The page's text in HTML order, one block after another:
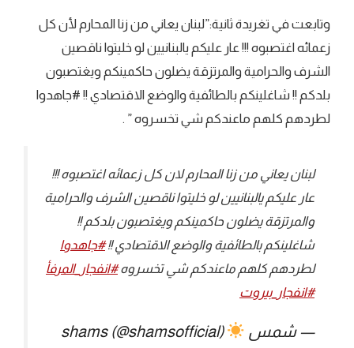
وتابعت في تغريدة ثانية:”لبنان يعاني من زنا المحارم لأن كل
زعمائه اغتصبوه !!! عار عليكم يالبنانيين لو خليتوا ناقصين
الشرف والحرامية والمرتزقة يضلون حاكمينكم ويغتصبون
بلدكم !! شاغلينكم بالطائفية والوضع الاقتصادي !! #جاهدوا
لطردهم كلهم ماعندكم شي تخسروه ” .
لبنان يعاني من زنا المحارم لان كل زعمائه اغتصبوه !!!
عار عليكم يالبنانيين لو خليتوا ناقصين الشرف والحرامية
والمرتزقة يضلون حاكمينكم ويغتصبون بلدكم !!
شاغلينكم بالطائفية والوضع الاقتصادي !!#جاهدوا
لطردهم كلهم ماعندكم شي تخسروه#انفجار_المرفأ
#انفجار_بيروت
— شمس
shams (@shamsofficial)